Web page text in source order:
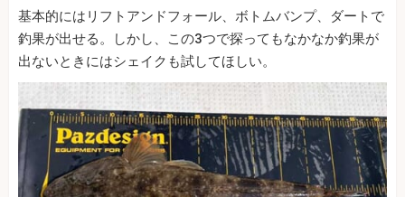
基本的にはリフトアンドフォール、ボトムバンプ、ダートで
釣果が出せる。しかし、この3つで探ってもなかなか釣果が
出ないときにはシェイクも試してほしい。